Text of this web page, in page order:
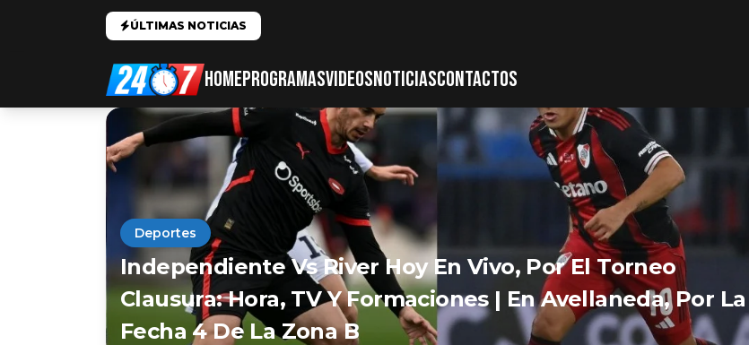
ÚLTIMAS NOTICIAS
HOMEPROGRAMASVIDEOSNOTICIASCONTACTOS
Deportes
Independiente Vs River Hoy En Vivo, Por El Torneo
Clausura: Hora, TV Y Formaciones | En Avellaneda, Por La
Fecha 4 De La Zona B